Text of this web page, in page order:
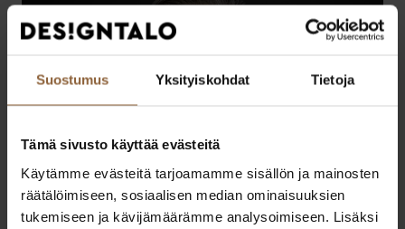
Suostumus Yksityiskohdat Tietoja
Tämä sivusto käyttää evästeitä
Käytämme evästeitä tarjoamamme sisällön ja mainosten
räätälöimiseen, sosiaalisen median ominaisuuksien
tukemiseen ja kävijämäärämme analysoimiseen. Lisäksi